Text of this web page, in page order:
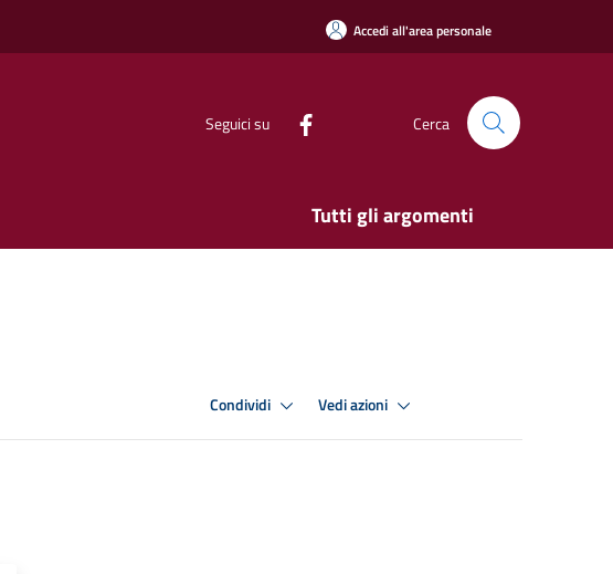
Accedi all'area personale
Seguici su Cerca
Tutti gli argomenti
Condividi Vedi azioni